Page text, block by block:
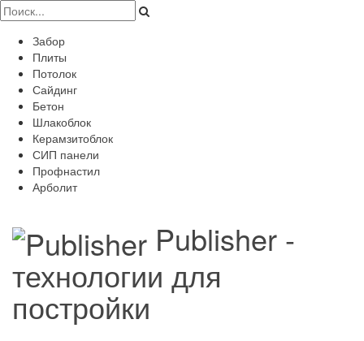
Забор
Плиты
Потолок
Сайдинг
Бетон
Шлакоблок
Керамзитоблок
СИП панели
Профнастил
Арболит
Publisher -
технологии для
постройки